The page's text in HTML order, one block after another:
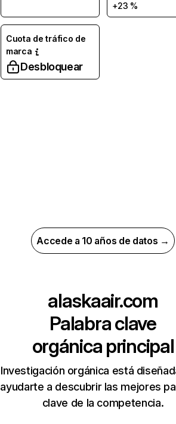
+23 %
Cuota de tráfico de
marca
Desbloquear
Accede a 10 años de datos →
alaskaair.com
Palabra clave
orgánica principal
Investigación orgánica está
ayudarte a descubrir las mejores
clave de la competencia.